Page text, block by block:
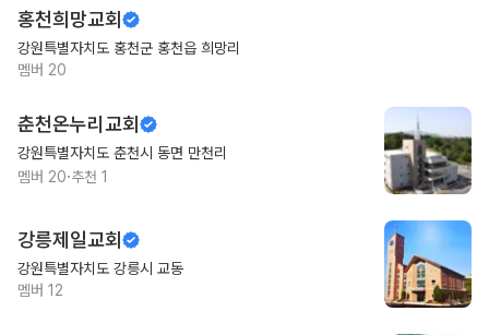
홍천희망교회
강원특별자치도 홍천군 홍천읍 희망리
멤버 20
춘천온누리교회
강원특별자치도 춘천시 동면 만천리
멤버 20·추천 1
강릉제일교회
강원특별자치도 강릉시 교동
멤버 12